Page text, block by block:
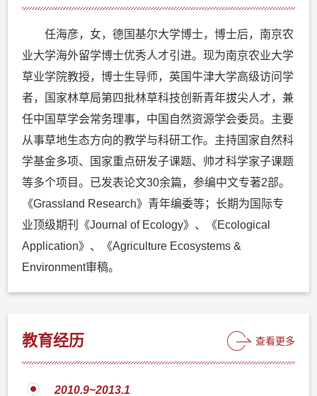
任海彦，女，德国基尔大学博士，博士后，南京农
业大学海外留学博士优秀人才引进。现为南京农业大学
草业学院教授，博士生导师，英国牛津大学高级访问学
者，国家林草局第四批林草科技创新青年拔尖人才，兼
任中国草学会常务理事，中国自然资源学会委员。主要
从事草地生态方向的教学与科研工作。主持国家自然科
学基金多项、国家重点研发子课题、帅才科学家子课题
等多个项目。已发表论文30余篇，参编中文专著2部。
《Grassland Research》青年编委等；长期为国际专
业顶级期刊《Journal of Ecology》、《Ecological
Application》、《Agriculture Ecosystems &
Environment审稿。
教育经历 查看更多
2010.9~2013.1